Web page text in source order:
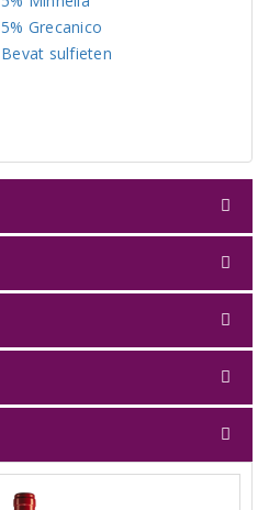
5% Grecanico
Bevat sulfieten